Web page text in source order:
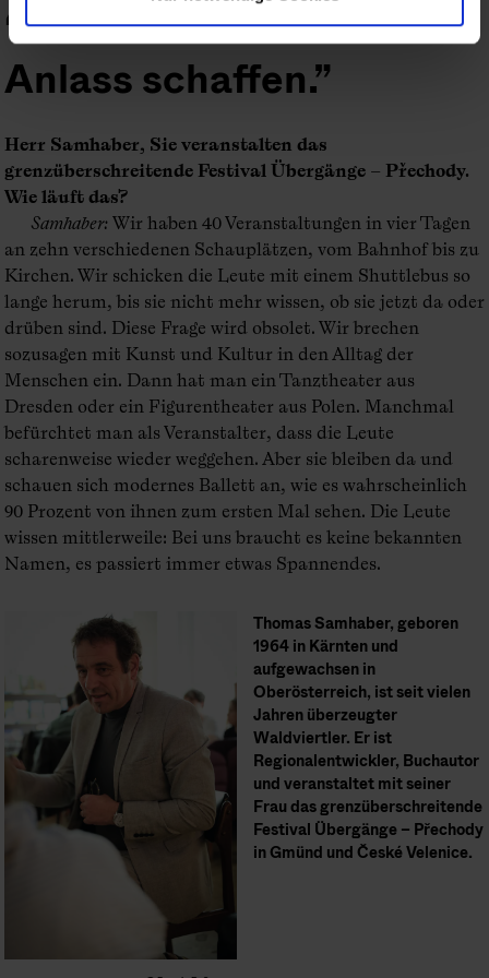
Man muss immer einen
Anlass schaffen.
Herr Samhaber, Sie veranstalten das
grenzüberschreitende Festival Übergänge – Přechody.
Wie läuft das?
Samhaber: Wir haben 40 Veranstaltungen in vier Tagen
an zehn verschiedenen Schauplätzen, vom Bahnhof bis zu
Kirchen. Wir schicken die Leute mit einem Shuttlebus so
lange herum, bis sie nicht mehr wissen, ob sie jetzt da oder
drüben sind. Diese Frage wird obsolet. Wir brechen
sozusagen mit Kunst und Kultur in den Alltag der
Menschen ein. Dann hat man ein Tanztheater aus
Dresden oder ein Figurentheater aus Polen. Manchmal
befürchtet man als Veranstalter, dass die Leute
scharenweise wieder weggehen. Aber sie bleiben da und
schauen sich modernes Ballett an, wie es wahrscheinlich
90 Prozent von ihnen zum ersten Mal sehen. Die Leute
wissen mittlerweile: Bei uns braucht es keine bekannten
Namen, es passiert immer etwas Spannendes.
Thomas Samhaber, geboren
1964 in Kärnten und
aufgewachsen in
Oberösterreich, ist seit vielen
Jahren überzeugter
Waldviertler. Er ist
Regionalentwickler, Buchautor
und veranstaltet mit seiner
Frau das grenzüberschreitende
Festival Übergänge – Přechody
in Gmünd und České Velenice.